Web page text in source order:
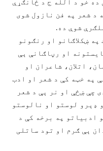
د شعر په فن نازول شوی
شوې ده.
ښکلاګانو او رنګونو
او رڼاګانې ېې
اتلان، شاعران او
په خټه کې د شعر او ادب
چې ښځې او نر ېې د شعر
ډېرو لوستو او نالوستو
ادبياتو په برخه کې د
ېې ګرم او تود ساتلی